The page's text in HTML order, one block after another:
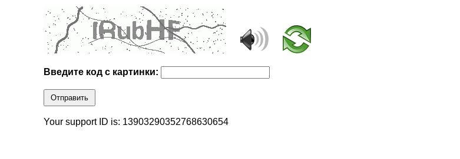
Введите код с картинки:
Отправить
Your support ID is: 13903290352768630654